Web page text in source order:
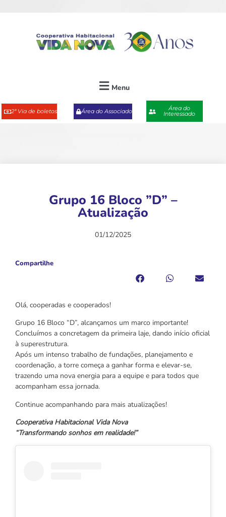
Menu
2ª Via de boletos Área do Associado Área do
Interessado
Grupo 16 Bloco ”D” –
Atualização
01/12/2025
Compartilhe
Olá, cooperadas e cooperados!
Grupo 16 Bloco “D”, alcançamos um marco importante!
Concluímos a concretagem da primeira laje, dando início oficial
à superestrutura.
Após um intenso trabalho de fundações, planejamento e
coordenação, a torre começa a ganhar forma e elevar-se,
trazendo uma nova energia para a equipe e para todos que
acompanham essa jornada.
Continue acompanhando para mais atualizações!
Cooperativa Habitacional Vida Nova
“Transformando sonhos em realidade!”